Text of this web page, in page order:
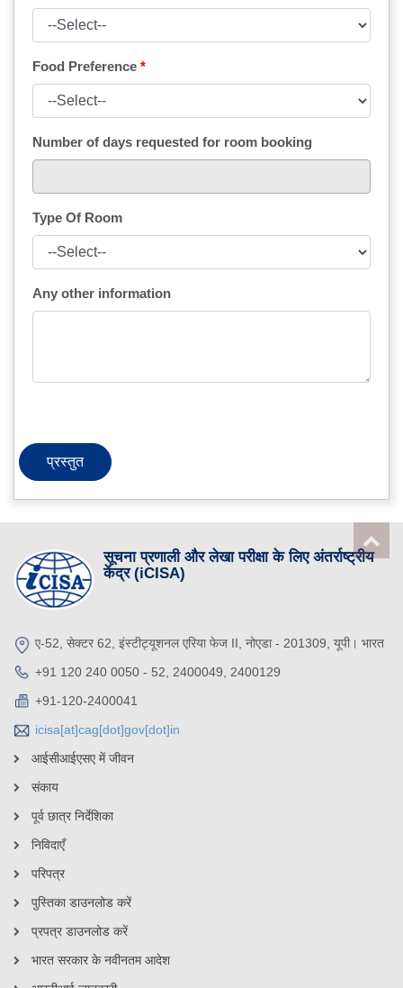
Food Preference
Number of days requested for room booking
Type Of Room
Any other information
प्रस्तुत
सूचना प्रणाली और लेखा परीक्षा के लिए अंतर्राष्ट्रीय
केंद्र (iCISA)
ए-52, सेक्टर 62, इंस्टीट्यूशनल एरिया फेज II, नोएडा - 201309, यूपी। भारत
+91 120 240 0050 - 52, 2400049, 2400129
+91-120-2400041
icisa[at]cag[dot]gov[dot]in
आईसीआईएसए में जीवन
संकाय
पूर्व छात्र निर्देशिका
निविदाएँ
परिपत्र
पुस्तिका डाउनलोड करें
प्रपत्र डाउनलोड करें
भारत सरकार के नवीनतम आदेश